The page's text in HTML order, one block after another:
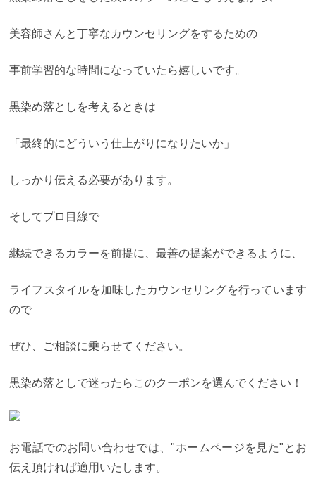
美容師さんと丁寧なカウンセリングをするための
事前学習的な時間になっていたら嬉しいです。
黒染め落としを考えるときは
「最終的にどういう仕上がりになりたいか」
しっかり伝える必要があります。
そしてプロ目線で
継続できるカラーを前提に、最善の提案ができるように、
ライフスタイルを加味したカウンセリングを行っています
ので
ぜひ、ご相談に乗らせてください。
黒染め落としで迷ったらこのクーポンを選んでください！
お電話でのお問い合わせでは、"ホームページを見た"とお
伝え頂ければ適用いたします。